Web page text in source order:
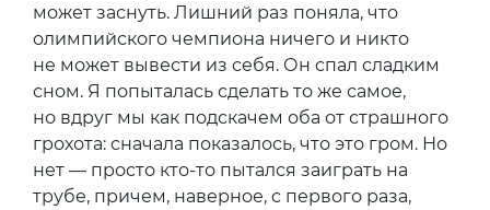
может заснуть. Лишний раз поняла, что
олимпийского чемпиона ничего и никто
не может вывести из себя. Он спал сладким
сном. Я попыталась сделать то же самое,
но вдруг мы как подскачем оба от страшного
грохота: сначала показалось, что это гром. Но
нет — просто кто-то пытался заиграть на
трубе, причем, наверное, с первого раза,